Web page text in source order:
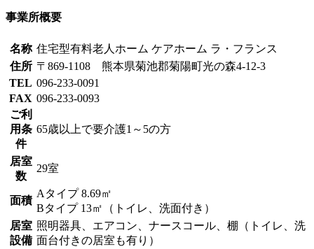
事業所概要
名称 住宅型有料老人ホーム ケアホーム ラ・フランス
住所 〒869-1108 熊本県菊池郡菊陽町光の森4-12-3
TEL 096-233-0091
FAX 096-233-0093
ご利
用条
件
65歳以上で要介護1～5の方
居室
数
29室
面積
Aタイプ 8.69㎡
Bタイプ 13㎡（トイレ、洗面付き）
居室
設備
照明器具、エアコン、ナースコール、棚（トイレ、洗
面台付きの居室も有り）